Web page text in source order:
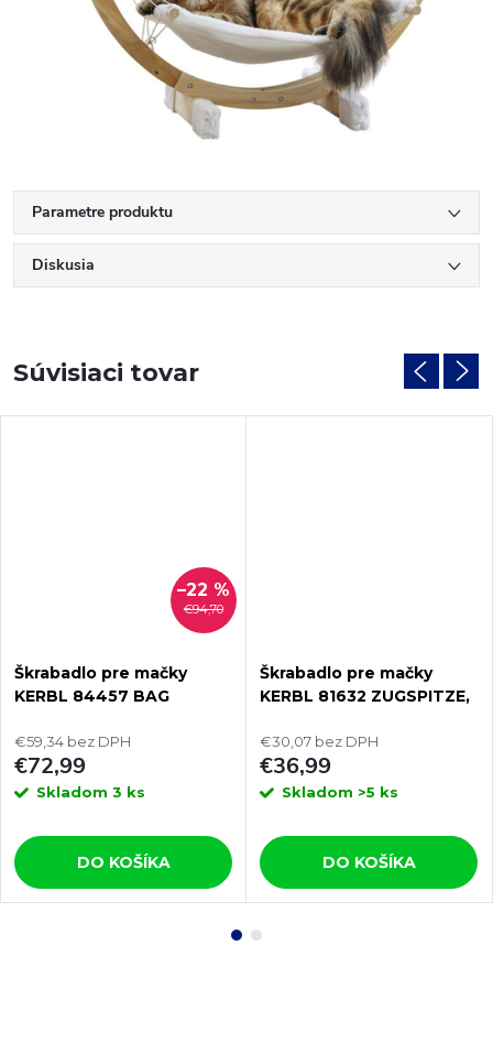
Parametre produktu
Diskusia
Súvisiaci tovar
€94,70
–22 %
Škrabadlo pre mačky
KERBL 84457 BAG
závesné 260x16x16 cm
€59,34 bez DPH
€72,99
Skladom 3 ks
DO KOŠÍKA
Škrabadlo pre mačky
KERBL 81632 ZUGSPITZE,
poschodí, béžová, 5 ks
€30,07 bez DPH
€36,99
Skladom >5 ks
DO KOŠÍKA